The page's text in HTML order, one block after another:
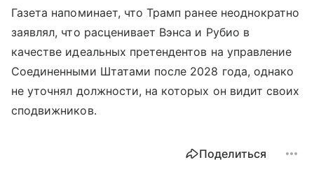
Газета напоминает, что Трамп ранее неоднократно
заявлял, что расценивает Вэнса и Рубио в
качестве идеальных претендентов на управление
Соединенными Штатами после 2028 года, однако
не уточнял должности, на которых он видит своих
сподвижников.
Поделиться